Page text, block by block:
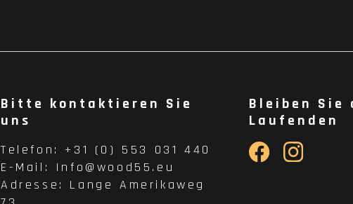
Bitte kontaktieren Sie
uns
Telefon: +31 (0) 553 031 440
E-Mail: Info@wood55.eu
Adresse: Lange Amerikaweg
Bleiben Sie
Laufenden